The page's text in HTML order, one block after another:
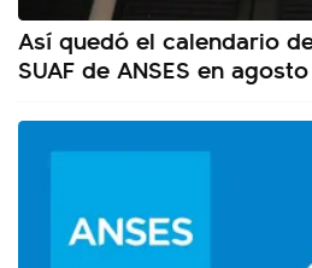
Así quedó el calendario
SUAF de ANSES en